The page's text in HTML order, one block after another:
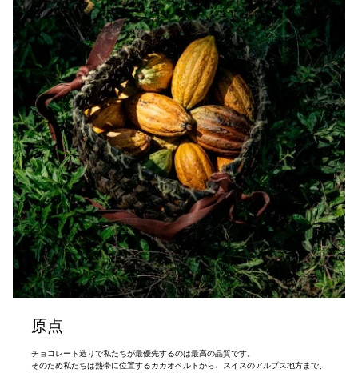
原点
チョコレート造りで私たちが最優先するのは最高の品質です。
そのため私たちは熱帯に位置するカカオベルトから、スイスのアルプス地方まで、